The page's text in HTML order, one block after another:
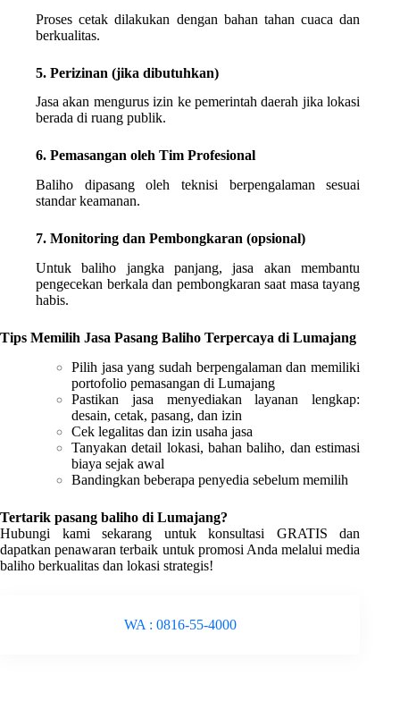
Proses cetak dilakukan dengan bahan tahan cuaca dan
berkualitas.
5. Perizinan (jika dibutuhkan)
Jasa akan mengurus izin ke pemerintah daerah jika lokasi
berada di ruang publik.
6. Pemasangan oleh Tim Profesional
Baliho dipasang oleh teknisi berpengalaman sesuai
standar keamanan.
7. Monitoring dan Pembongkaran (opsional)
Untuk baliho jangka panjang, jasa akan membantu
pengecekan berkala dan pembongkaran saat masa tayang
habis.
Tips Memilih Jasa Pasang Baliho Terpercaya di Lumajang
Pilih jasa yang sudah berpengalaman dan memiliki
portofolio pemasangan di Lumajang
Pastikan jasa menyediakan layanan lengkap:
desain, cetak, pasang, dan izin
Cek legalitas dan izin usaha jasa
Tanyakan detail lokasi, bahan baliho, dan estimasi
biaya sejak awal
Bandingkan beberapa penyedia sebelum memilih
Tertarik pasang baliho di Lumajang?
Hubungi kami sekarang untuk konsultasi GRATIS dan
dapatkan penawaran terbaik untuk promosi Anda melalui media
baliho berkualitas dan lokasi strategis!
WA : 0816-55-4000